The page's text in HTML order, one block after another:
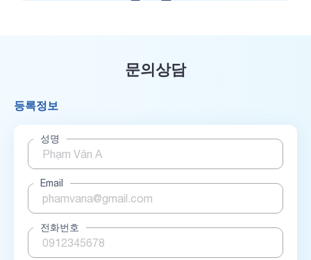
문의상담
등록정보
성명
Email
전화번호